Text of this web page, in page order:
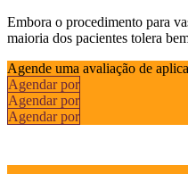
Embora o procedimento para
maioria dos pacientes tolera
Agende uma avaliação de
Agendar por
Agendar por
Agendar por